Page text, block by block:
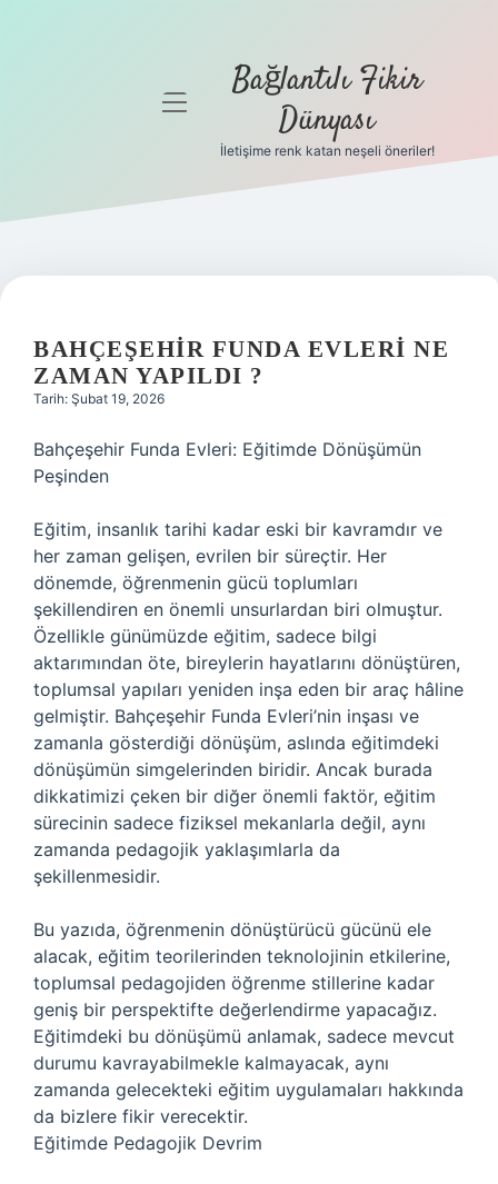
Gizlilik
Hakkımızda
menüyü
Bağlantılı Fikir
Dünyası
İletişime renk katan neşeli öneriler!
BAHÇEŞEHIR FUNDA EVLERI NE
ZAMAN YAPILDI ?
Tarih: Şubat 19, 2026
Bahçeşehir Funda Evleri: Eğitimde Dönüşümün
Peşinden
Eğitim, insanlık tarihi kadar eski bir kavramdır ve
her zaman gelişen, evrilen bir süreçtir. Her
dönemde, öğrenmenin gücü toplumları
şekillendiren en önemli unsurlardan biri olmuştur.
Özellikle günümüzde eğitim, sadece bilgi
aktarımından öte, bireylerin hayatlarını dönüştüren,
toplumsal yapıları yeniden inşa eden bir araç hâline
gelmiştir. Bahçeşehir Funda Evleri’nin inşası ve
zamanla gösterdiği dönüşüm, aslında eğitimdeki
dönüşümün simgelerinden biridir. Ancak burada
dikkatimizi çeken bir diğer önemli faktör, eğitim
sürecinin sadece fiziksel mekanlarla değil, aynı
zamanda pedagojik yaklaşımlarla da
şekillenmesidir.
Bu yazıda, öğrenmenin dönüştürücü gücünü ele
alacak, eğitim teorilerinden teknolojinin etkilerine,
toplumsal pedagojiden öğrenme stillerine kadar
geniş bir perspektifte değerlendirme yapacağız.
Eğitimdeki bu dönüşümü anlamak, sadece mevcut
durumu kavrayabilmekle kalmayacak, aynı
zamanda gelecekteki eğitim uygulamaları hakkında
da bizlere fikir verecektir.
Eğitimde Pedagojik Devrim